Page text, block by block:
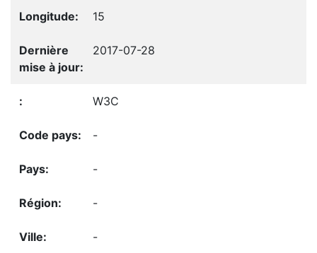
15
2017-07-28
W3C
-
-
-
-